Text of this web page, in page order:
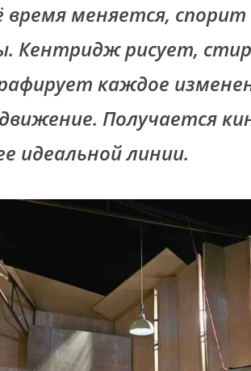
меняется, спорит
Кентридж рисует,
каждое
Получается
идеальной линии.